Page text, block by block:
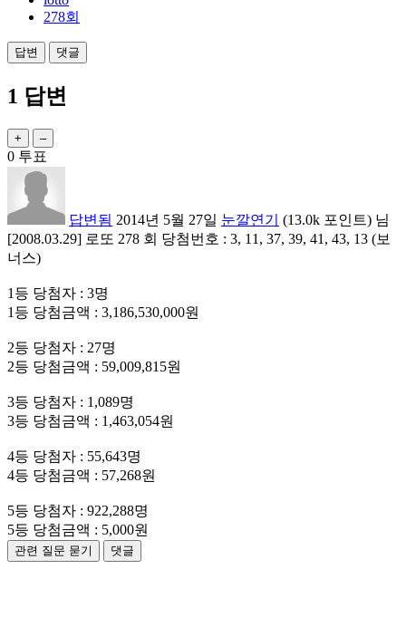
278회
1 답변
0 투표
답변됨 2014년 5월 27일 눈깔연기 (13.0k 포인트) 님
[2008.03.29] 로또 278 회 당첨번호 : 3, 11, 37, 39, 41, 43, 13 (보
너스)
1등 당첨자 : 3명
1등 당첨금액 : 3,186,530,000원
2등 당첨자 : 27명
2등 당첨금액 : 59,009,815원
3등 당첨자 : 1,089명
3등 당첨금액 : 1,463,054원
4등 당첨자 : 55,643명
4등 당첨금액 : 57,268원
5등 당첨자 : 922,288명
5등 당첨금액 : 5,000원